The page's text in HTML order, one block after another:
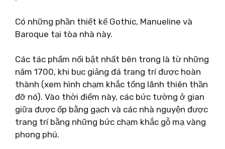
Có những phần thiết kế Gothic, Manueline và
Baroque tại tòa nhà này.
Các tác phẩm nổi bật nhất bên trong là từ những
năm 1700, khi bục giảng đá trang trí được hoàn
thành (xem hình chạm khắc tổng lãnh thiên thần
đỡ nó). Vào thời điểm này, các bức tường ở gian
giữa được ốp bằng gạch và các nhà nguyện được
trang trí bằng những bức chạm khắc gỗ mạ vàng
phong phú.